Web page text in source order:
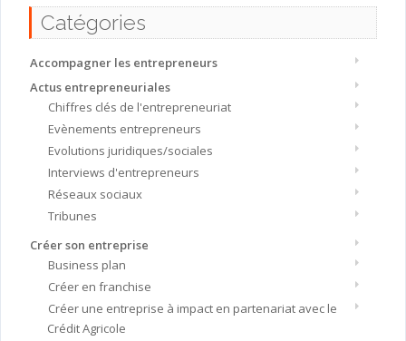
Catégories
Accompagner les entrepreneurs
Actus entrepreneuriales
Chiffres clés de l'entrepreneuriat
Evènements entrepreneurs
Evolutions juridiques/sociales
Interviews d'entrepreneurs
Réseaux sociaux
Tribunes
Créer son entreprise
Business plan
Créer en franchise
Créer une entreprise à impact en partenariat avec le
Crédit Agricole